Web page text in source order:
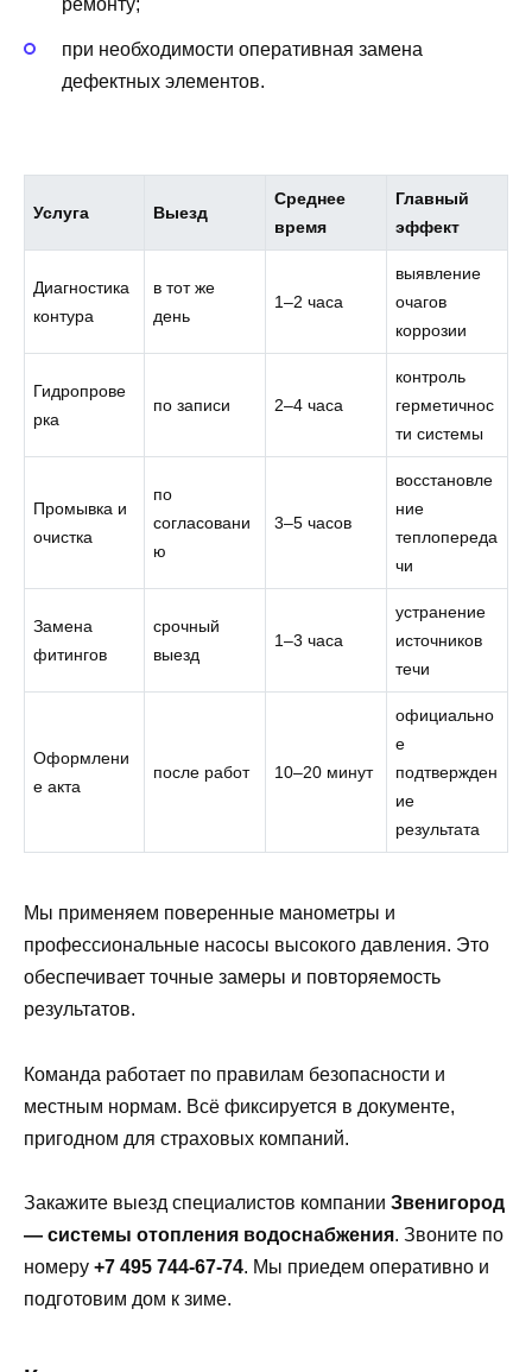
при необходимости оперативная замена
дефектных элементов.
Услуга Выезд
Среднее
время
Главный
эффект
Диагностика
контура
в тот же
день
1–2 часа
выявление
очагов
коррозии
Гидропрове
рка
по записи 2–4 часа
контроль
герметичнос
ти системы
Промывка и
очистка
по
согласовани
ю
3–5 часов
восстановле
ние
теплопереда
чи
Замена
фитингов
срочный
выезд
1–3 часа
устранение
источников
течи
Оформлени
е акта
после работ 10–20 минут
официально
е
подтвержден
ие
результата
Мы применяем поверенные манометры и
профессиональные насосы высокого давления. Это
обеспечивает точные замеры и повторяемость
результатов.
Команда работает по правилам безопасности и
местным нормам. Всё фиксируется в документе,
пригодном для страховых компаний.
Закажите выезд специалистов компании Звенигород
— системы отопления водоснабжения. Звоните по
номеру +7 495 744-67-74. Мы приедем оперативно и
подготовим дом к зиме.